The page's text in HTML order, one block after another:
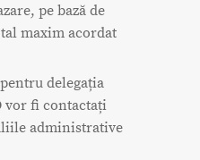
pe bază de
maxim acordat
delegația
vor fi contactați
administrative